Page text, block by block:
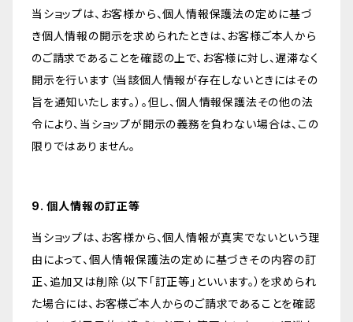
当ショップは、お客様から、個人情報保護法の定めに基づ
き個人情報の開示を求められたときは、お客様ご本人から
のご請求であることを確認の上で、お客様に対し、遅滞なく
開示を行います（当該個人情報が存在しないときにはその
旨を通知いたします。）。但し、個人情報保護法その他の法
令により、当ショップが開示の義務を負わない場合は、この
限りではありません。
9. 個人情報の訂正等
当ショップは、お客様から、個人情報が真実でないという理
由によって、個人情報保護法の定めに基づきその内容の訂
正、追加又は削除（以下「訂正等」といいます。）を求められ
た場合には、お客様ご本人からのご請求であることを確認